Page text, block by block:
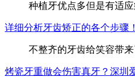
种植牙优点多但是有适
详细分析牙齿矫正的各个步骤！
不整齐的牙齿给笑容带
烤瓷牙重做会伤害真牙？深圳